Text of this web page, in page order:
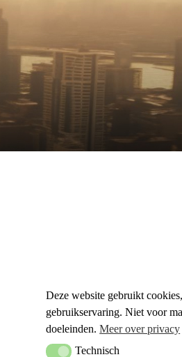
Deze website gebruikt
gebruikservaring. Niet voor
doeleinden.Meer over privacy
Technisch
Technisch